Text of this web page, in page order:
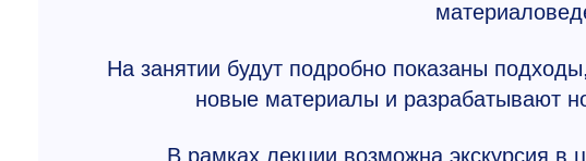
На занятии будут подробно показаны
новые материалы и разрабатывают
В рамках лекции возможна экскурсия в